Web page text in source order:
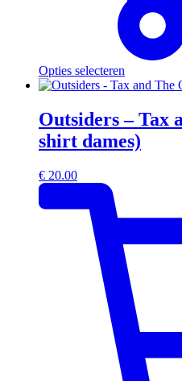
Opties selecteren
Outsiders – Tax
shirt dames)
€ 20.00